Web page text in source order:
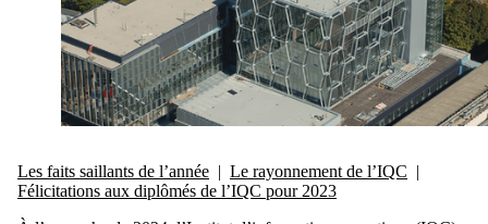
Les faits saillants de l’année | Le rayonnement de l’IQC |
Félicitations aux diplômés de l’IQC pour 2023